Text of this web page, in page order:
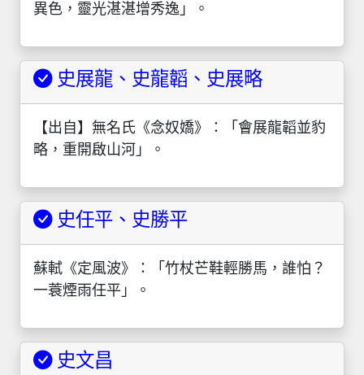
異色，靈光湛湛增秀逸」。
史展龍、史龍韜、史展略
【出自】無名氏《念奴嬌》：「會展龍韜並豹
略，重開啟山河」。
史任平、史勝平
蘇軾《定風波》：「竹杖芒鞋輕勝馬，誰怕？
一蓑煙雨任平」。
史文昌